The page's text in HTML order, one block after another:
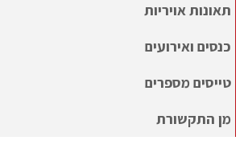
תאונות אויריות
כנסים ואירועים
טייסים מספרים
מן התקשורת